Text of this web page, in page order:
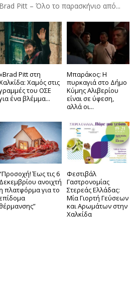
Brad Pitt – Όλο το παρασκήνιο από...
«Brad Pitt στη
Χαμός στις
του ΟΣΕ
ένα βλέμμα...
Μπαράκος: Η
πυρκαγιά στο Δήμο
Κύμης Αλιβερίου
είναι σε ύφεση,
αλλά οι...
Έως τις 6
Δεκεμβρίου ανοιχτή
πλατφόρμα για το
επίδομα
Φεστιβάλ
Γαστρονομίας
Στερεάς Ελλάδας:
Μία Γιορτή Γεύσεων
και Αρωμάτων στην
Χαλκίδα